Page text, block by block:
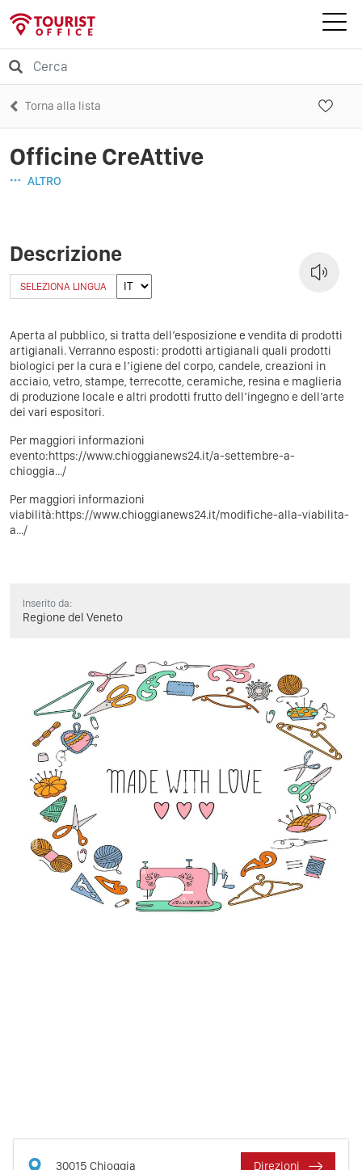
Torna alla lista
Officine CreAttive
ALTRO
Descrizione
SELEZIONA LINGUA
Aperta al pubblico, si tratta dell’esposizione e vendita di prodotti
artigianali. Verranno esposti: prodotti artigianali quali prodotti
biologici per la cura e l’igiene del corpo, candele, creazioni in
acciaio, vetro, stampe, terrecotte, ceramiche, resina e maglieria
di produzione locale e altri prodotti frutto dell’ingegno e dell’arte
dei vari espositori.
Per maggiori informazioni
evento:https://www.chioggianews24.it/a-settembre-a-
chioggia.../
Per maggiori informazioni
viabilità:https://www.chioggianews24.it/modifiche-alla-viabilita-
a.../
Inserito da:
Regione del Veneto
Previous
30015 Chioggia Direzioni